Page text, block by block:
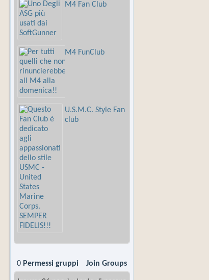
M4 Fan Club
M4 FunClub
U.S.M.C. Style Fan
club
Join Groups
0 Permessi gruppi